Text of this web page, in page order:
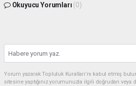
Okuyucu Yorumları (0)
Yorum yazarak Topluluk Kuralları’nı kabul etmiş
sitesine yaptığınız yorumunuzla ilgili doğrudan veya